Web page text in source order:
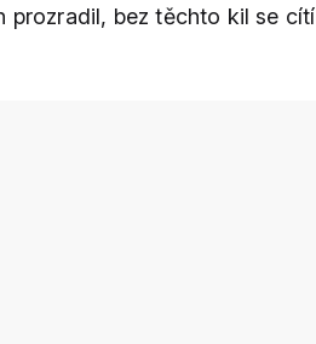
prozradil, bez těchto kil se cítí